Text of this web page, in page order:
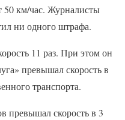
50 км/час. Журналисты
ни одного штрафа.
11 раз. При этом он
превышал скорость в
транспорта.
скорость в 3